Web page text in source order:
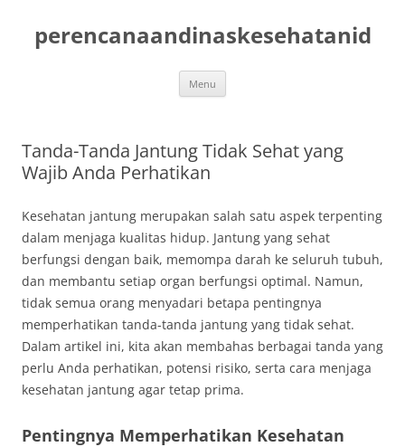
content
perencanaandinaskesehatanid
Menu
Tanda-Tanda Jantung Tidak Sehat yang
Wajib Anda Perhatikan
Kesehatan jantung merupakan salah satu aspek terpenting
dalam menjaga kualitas hidup. Jantung yang sehat
berfungsi dengan baik, memompa darah ke seluruh tubuh,
dan membantu setiap organ berfungsi optimal. Namun,
tidak semua orang menyadari betapa pentingnya
memperhatikan tanda-tanda jantung yang tidak sehat.
Dalam artikel ini, kita akan membahas berbagai tanda yang
perlu Anda perhatikan, potensi risiko, serta cara menjaga
kesehatan jantung agar tetap prima.
Pentingnya Memperhatikan Kesehatan